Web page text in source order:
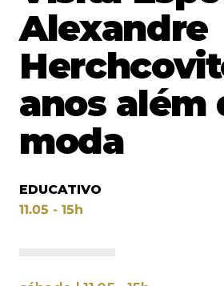
Alexandre
anos além
moda
EDUCATIVO
11.05 - 15h